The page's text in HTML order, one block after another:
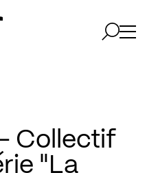
Collectif
"La